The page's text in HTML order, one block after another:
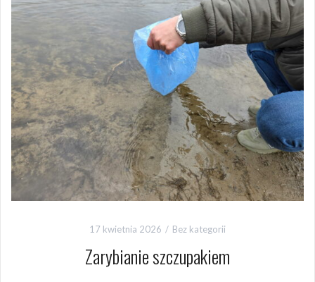
17 kwietnia 2026 Bez kategorii
Zarybianie szczupakiem